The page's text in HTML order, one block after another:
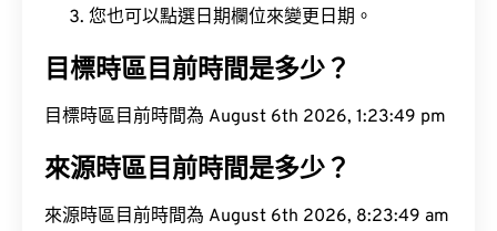
您也可以點選日期欄位來變更日期。
目標時區目前時間是多少？
目標時區目前時間為 August 6th 2026, 1:23:50 pm
來源時區目前時間是多少？
來源時區目前時間為 August 6th 2026, 8:23:50 am